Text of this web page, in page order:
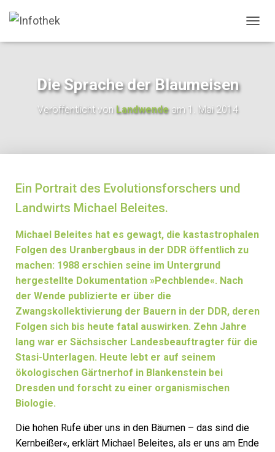
A
E
Die Sprache der Blaumeisen
Veröffentlicht von Landwendeam 1. Mai 2014
Ein Portrait des Evolutionsforschers und
Landwirts Michael Beleites.
Michael Beleites hat es gewagt, die kastastrophalen
Folgen des Uranbergbaus in der DDR öffentlich zu
machen: 1988 erschien seine im Untergrund
hergestellte Dokumentation »Pechblende«. Nach
der Wende publizierte er über die
Zwangskollektivierung der Bauern in der DDR, deren
Folgen sich bis heute fatal auswirken. Zehn Jahre
lang war er Sächsischer Landes­beauftragter für die
Stasi-Unterlagen. Heute lebt er auf seinem
ökologischen Gärtnerhof in Blankenstein bei
Dresden und forscht zu einer organismischen
Biologie.
Die hohen Rufe über uns in den Bäumen – das sind die
Kernbeißer«, erklärt Michael Beleites, als er uns am Ende